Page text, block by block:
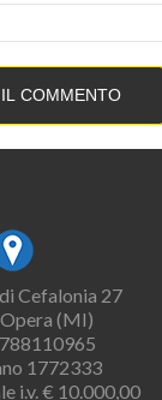
Cefalonia 27
(MI)
1772333
i.v. € 10.000,00